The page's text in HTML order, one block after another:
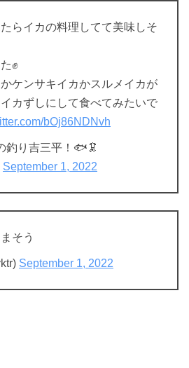
らイカの料理してて美味しそ
✊
ケンサキイカかスルメイカが
カずしにして食べてみたいで
bOj86NDNvh
り吉三平！🐟🦑
September 1, 2022
そう
September 1, 2022